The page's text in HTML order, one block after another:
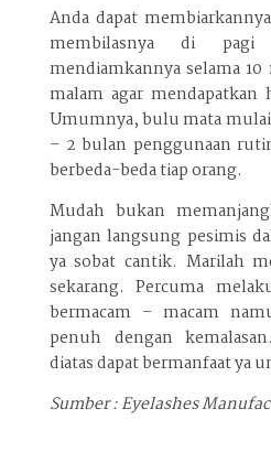
Anda dapat
membilasnya di
mendiamkannya selama
malam agar
Umumnya, bulu mata
– 2 bulan penggunaan
berbeda-beda tiap orang.
Mudah bukan
jangan langsung pesimis
ya sobat cantik. Marilah
sekarang. Percuma
bermacam – macam
penuh dengan
diatas dapat bermanfaat ya
Sumber : Eyelashes